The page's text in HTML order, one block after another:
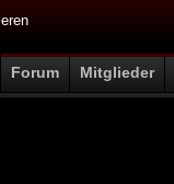
Forum Mitglieder